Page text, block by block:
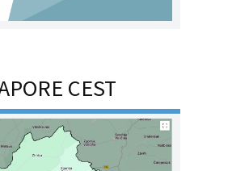
CEST